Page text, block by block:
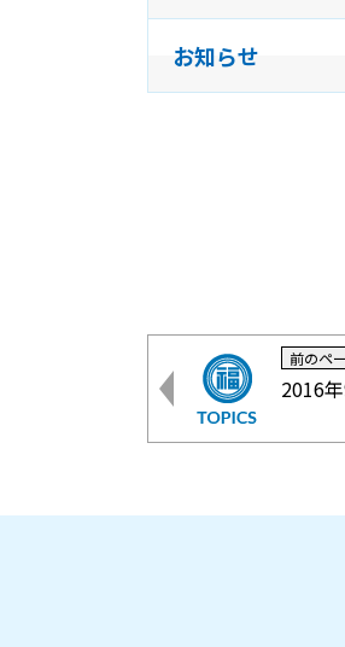
お知らせ
前のペ
2016